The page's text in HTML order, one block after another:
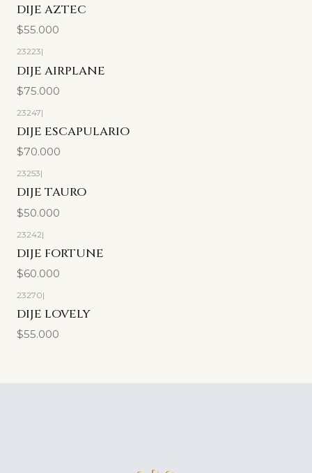
DIJE AZTEC
$55.000
23223|
DIJE AIRPLANE
$75.000
23247|
DIJE ESCAPULARIO
$70.000
23253|
DIJE TAURO
$50.000
23242|
DIJE FORTUNE
$60.000
23270|
DIJE LOVELY
$55.000